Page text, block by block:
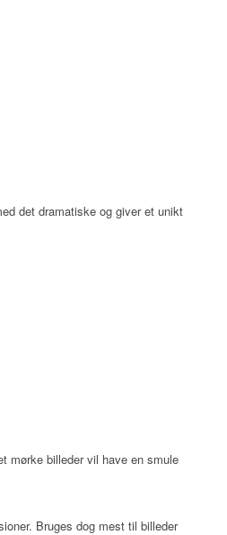
det dramatiske og giver et unikt
mørke billeder vil have en smule
Bruges dog mest til billeder